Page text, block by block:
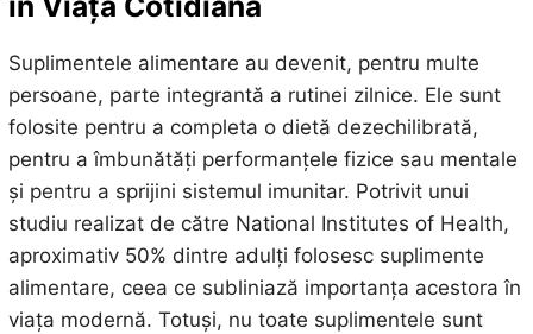
Suplimentele alimentare au devenit, pentru multe
persoane, parte integrantă a rutinei zilnice. Ele sunt
folosite pentru a completa o dietă dezechilibrată,
pentru a îmbunătăți performanțele fizice sau mentale
și pentru a sprijini sistemul imunitar. Potrivit unui
studiu realizat de către National Institutes of Health,
aproximativ 50% dintre adulți folosesc suplimente
alimentare, ceea ce subliniază importanța acestora în
viața modernă. Totuși, nu toate suplimentele sunt